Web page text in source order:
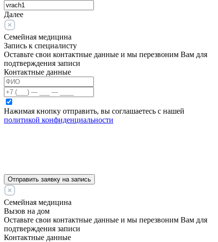
Далее
Семейная медицина
Запись к специалисту
Оставьте свои контактные данные и мы перезвоним Вам для
подтверждения записи
Контактные данные
Нажимая кнопку отправить, вы соглашаетесь с нашей
политикой конфиденциальности
Отправить заявку на запись
Семейная медицина
Вызов на дом
Оставьте свои контактные данные и мы перезвоним Вам для
подтверждения записи
Контактные данные